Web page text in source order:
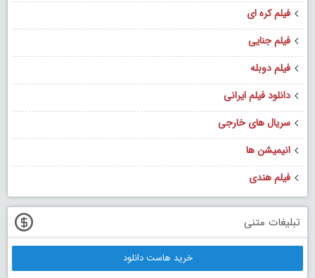
فیلم کره ای
فیلم جنایی
فیلم دوبله
دانلود فیلم ایرانی
سریال های خارجی
انیمیشن ها
فیلم هندی
تبلیغات متنی
خرید هاست دانلود